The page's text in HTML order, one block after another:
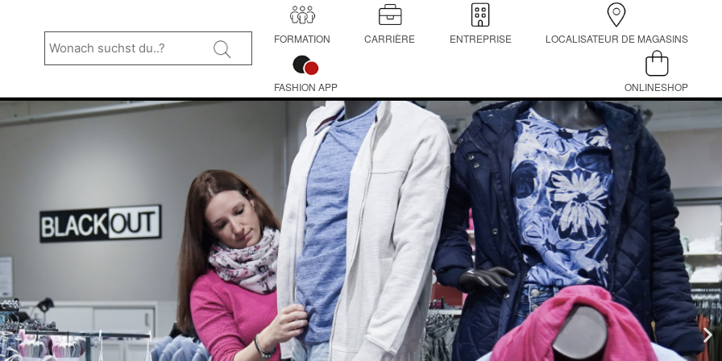
suchst
du..?
FORMATION CARRIÈRE ENTREPRISE LOCALISATEUR DE MAGASINS
FASHION APP ONLINESHOP